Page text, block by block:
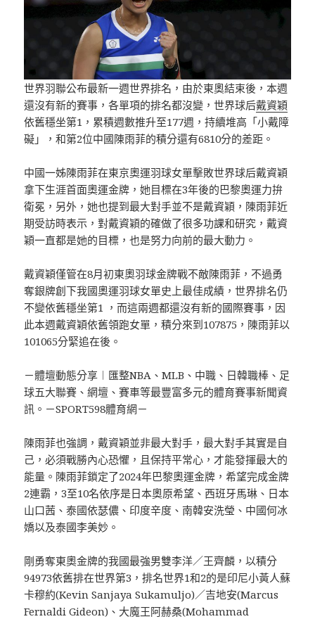
世界羽聯公布最新一週世界排名，由於東奧結束後，本週
還沒有新的賽事，各單項的排名都沒變，世界球后戴資穎
依舊穩坐第1，累積週數推升至177週，持續堆高「小戴障
礙」，和第2位中國陳雨菲的積分還有6810分的差距。
中國一姊陳雨菲在東京奧運羽球女單擊敗世界球后戴資穎
拿下生涯首面奧運金牌，她目標在3年後的巴黎奧運力拚
衛冕，另外，她也提到最大對手並不是戴資穎，陳雨菲近
期受訪時表示，對戴資穎的確做了很多功課和研究，戴資
穎一直都是她的目標，也是努力向前的最大動力。
戴資穎僅管在8月初東奧羽球金牌戰不敵陳雨菲，不過勇
奪銀牌創下我國奧運羽球女單史上最佳成績，世界排名仍
不變依舊穩坐第1 ，而這兩週都還沒有新的國際賽事，因
此本週戴資穎依舊領跑女單，積分來到107875，陳雨菲以
101065分緊追在後。
－體壇動態分享︱匯整NBA、MLB、中職、日韓職棒、足
球五大聯賽、網壇、賽車等最豐富多元的體育賽事新聞資
訊。－SPORT598體育網－
陳雨菲也強調，戴資穎並非最大對手，最大對手其實是自
己，必須戰勝內心恐懼，且保持平常心，才能發揮最大的
能量。陳雨菲鎖定了2024年巴黎奧運金牌，希望完成金牌
2連霸，3至10名依序是日本奧原希望、西班牙馬琳、日本
山口茜、泰國依瑟儂、印度辛度、南韓安洗瑩、中國何冰
嬌以及泰國李美妙。
剛勇奪東奧金牌的我國最強男雙李洋／王齊麟，以積分
94973依舊排在世界第3，排名世界1和2的是印尼小黃人蘇
卡穆約(Kevin Sanjaya Sukamuljo)／吉地安(Marcus
Fernaldi Gideon)、大魔王阿赫桑(Mohammad